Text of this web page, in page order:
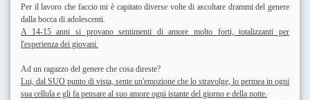
Per il lavoro che faccio mi è capitato diverse volte di ascoltare drammi del genere
dalla bocca di adolescenti.
A 14-15 anni si provano sentimenti di amore molto forti, totalizzanti per
l'esperienza dei giovani.
Ad un ragazzo del genere che cosa direste?
Lui, dal SUO punto di vista, sente un'emozione che lo stravolge, lo permea in ogni
sua cellula e gli fa pensare al suo amore ogni istante del giorno e della notte.